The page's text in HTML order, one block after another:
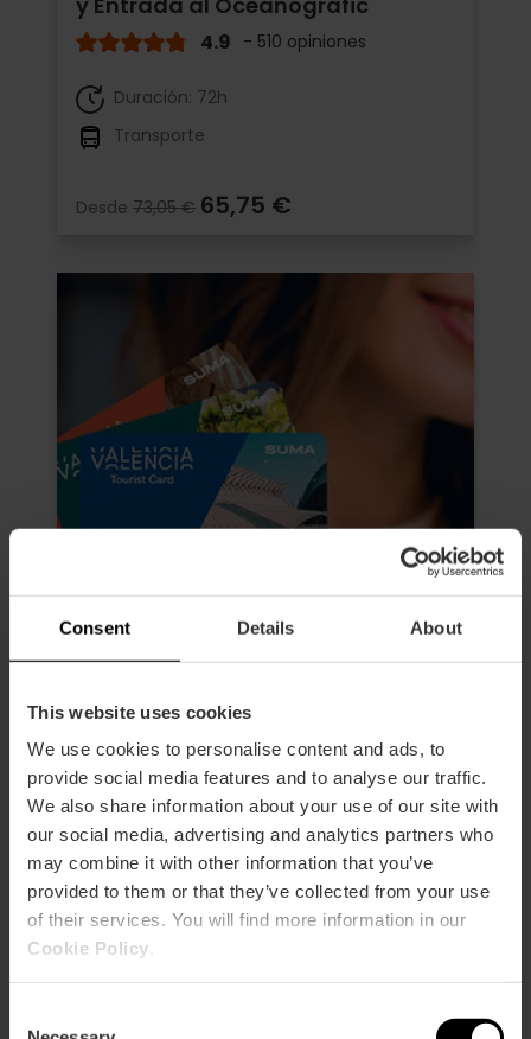
Consent Details About
This website uses cookies
We use cookies to personalise content and ads, to
provide social media features and to analyse our traffic.
We also share information about your use of our site with
our social media, advertising and analytics partners who
may combine it with other information that you’ve
provided to them or that they’ve collected from your use
of their services. You will find more information in our
Cookie Policy
4.9 - 510 opiniones
Duración: 72h
Transporte
Desde 73,05 € 65,75 €
GRUPOS Valencia Tourist Card 24,
48 y 72 horas
4.9 - 6 opiniones
15% descuento
Activación primer uso
Desde17,00 €